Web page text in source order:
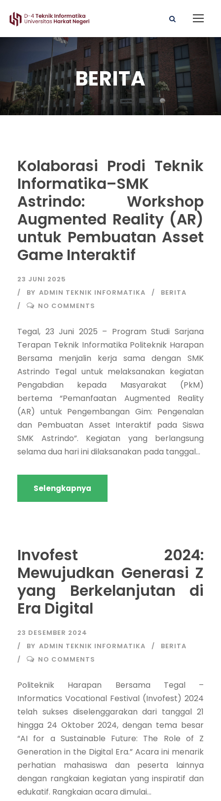
BERITA
Kolaborasi Prodi Teknik
Informatika–SMK
Astrindo: Workshop
Augmented Reality (AR)
untuk Pembuatan Asset
Game Interaktif
23 JUNI 2025
BY ADMIN TEKNIK INFORMATIKA
BERITA
NO COMMENTS
Tegal, 23 Juni 2025 – Program Studi Sarjana
Terapan Teknik Informatika Politeknik Harapan
Bersama menjalin kerja sama dengan SMK
Astrindo Tegal untuk melaksanakan kegiatan
Pengabdian kepada Masyarakat (PkM)
bertema “Pemanfaatan Augmented Reality
(AR) untuk Pengembangan Gim: Pengenalan
dan Pembuatan Asset Interaktif pada Siswa
SMK Astrindo”. Kegiatan yang berlangsung
selama dua hari ini dilaksanakan pada tanggal...
Selengkapnya
Invofest 2024:
Mewujudkan Generasi Z
yang Berkelanjutan di
Era Digital
23 DESEMBER 2024
BY ADMIN TEKNIK INFORMATIKA
BERITA
NO COMMENTS
Politeknik Harapan Bersama Tegal –
Informatics Vocational Festival (Invofest) 2024
telah sukses diselenggarakan dari tanggal 21
hingga 24 Oktober 2024, dengan tema besar
“AI for a Sustainable Future: The Role of Z
Generation in the Digital Era.” Acara ini menarik
perhatian mahasiswa dan peserta lainnya
dengan rangkaian kegiatan yang inspiratif dan
edukatif. Rangkaian acara dimulai...